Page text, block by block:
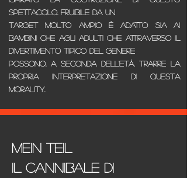
spettacolo. Fruibile da un
target molto ampio è adatto sia ai
bambini che agli adulti che attraverso il
divertimento tipico del genere
possono, a seconda dell'età, trarre la
propria interpretazione di questa
morality.
Mein teil
il cannibale di